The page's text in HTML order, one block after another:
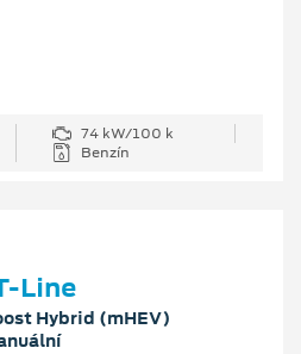
74 kW/100 k
Benzín
Line
Hybrid (mHEV)